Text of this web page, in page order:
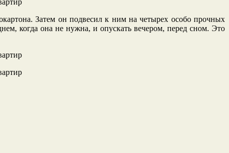
Затем он подвесил к ним на четырех особо прочных
когда она не нужна, и опускать вечером, перед сном. Это